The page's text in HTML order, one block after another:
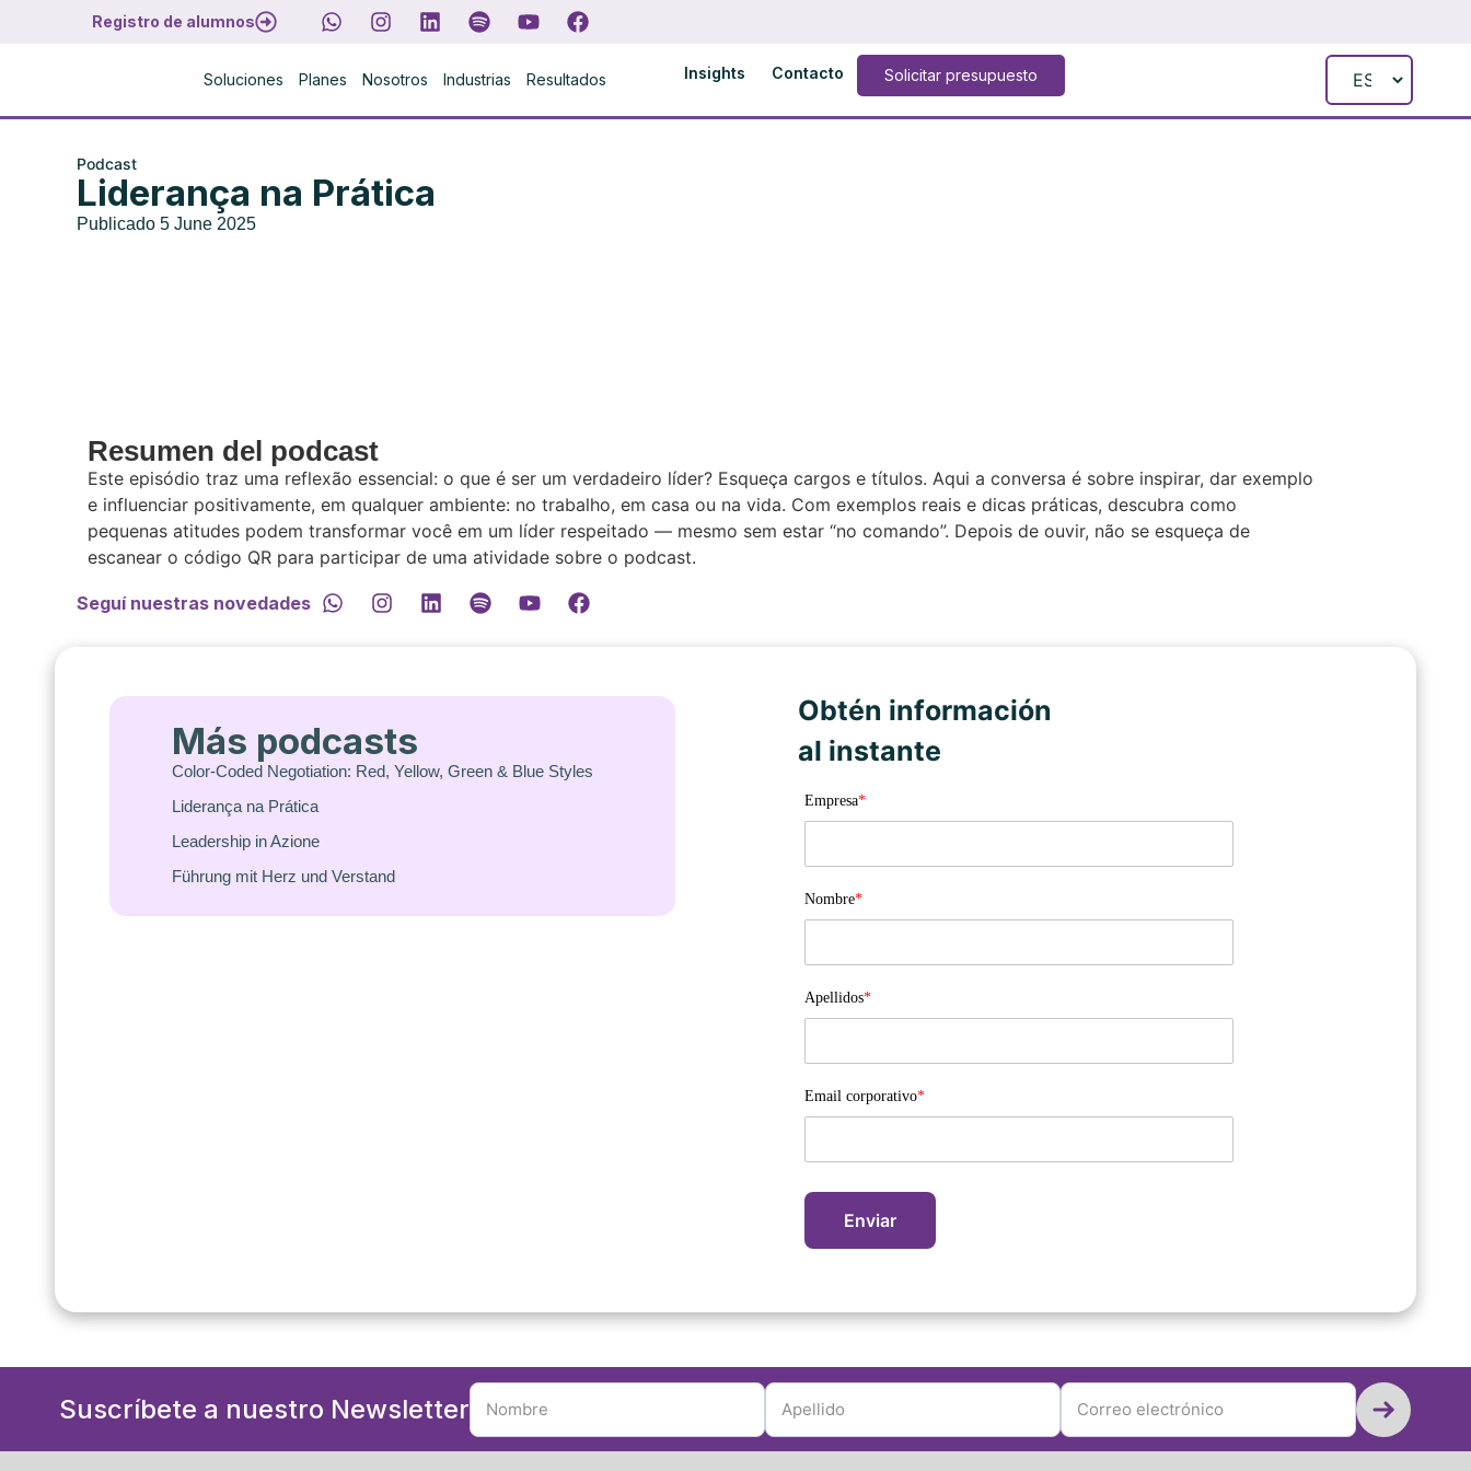
Registro de alumnos
Soluciones Planes Nosotros Industrias Resultados Insights Contacto Solicitar presupuesto
Podcast
Liderança na Prática
Publicado 5 June 2025
Resumen del podcast
Este episódio traz uma reflexão essencial: o que é ser um verdadeiro líder? Esqueça cargos e títulos. Aqui a conversa é sobre inspirar, dar exemplo
e influenciar positivamente, em qualquer ambiente: no trabalho, em casa ou na vida. Com exemplos reais e dicas práticas, descubra como
pequenas atitudes podem transformar você em um líder respeitado — mesmo sem estar “no comando”. Depois de ouvir, não se esqueça de
escanear o código QR para participar de uma atividade sobre o podcast.
Seguí nuestras novedades
Más podcasts
Color-Coded Negotiation: Red, Yellow, Green & Blue Styles
Liderança na Prática
Leadership in Azione
Führung mit Herz und Verstand
Obtén información
al instante
Empresa*
Nombre*
Apellidos*
Email corporativo*
Suscríbete a nuestro Newsletter